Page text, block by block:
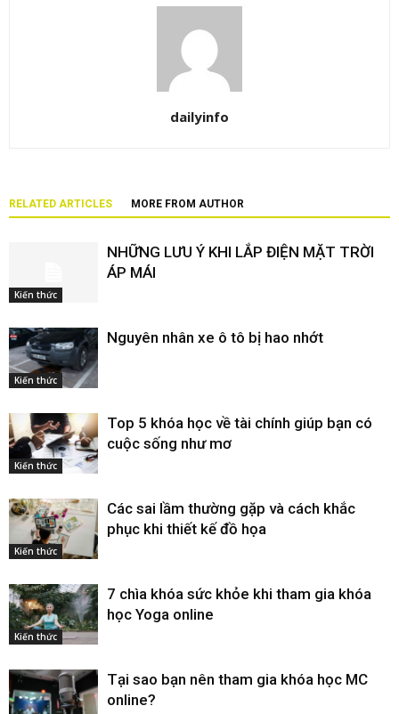
dailyinfo
RELATED ARTICLES MORE FROM AUTHOR
Kiến thức
NHỮNG LƯU Ý KHI LẮP ĐIỆN MẶT TRỜI
ÁP MÁI
Kiến thức
Nguyên nhân xe ô tô bị hao nhớt
Kiến thức
Top 5 khóa học về tài chính giúp bạn có
cuộc sống như mơ
Kiến thức
Các sai lầm thường gặp và cách khắc
phục khi thiết kế đồ họa
Kiến thức
7 chìa khóa sức khỏe khi tham gia khóa
học Yoga online
Tại sao bạn nên tham gia khóa học MC
online?